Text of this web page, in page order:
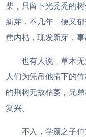
柴，只留下光秃秃的
新芽，不几年，便又
焦内枯，现发新芽，事
也有人说，草木
人们为凭吊他插下的
的荆树无故枯萎，兄
复兴。
不入，学颜之子